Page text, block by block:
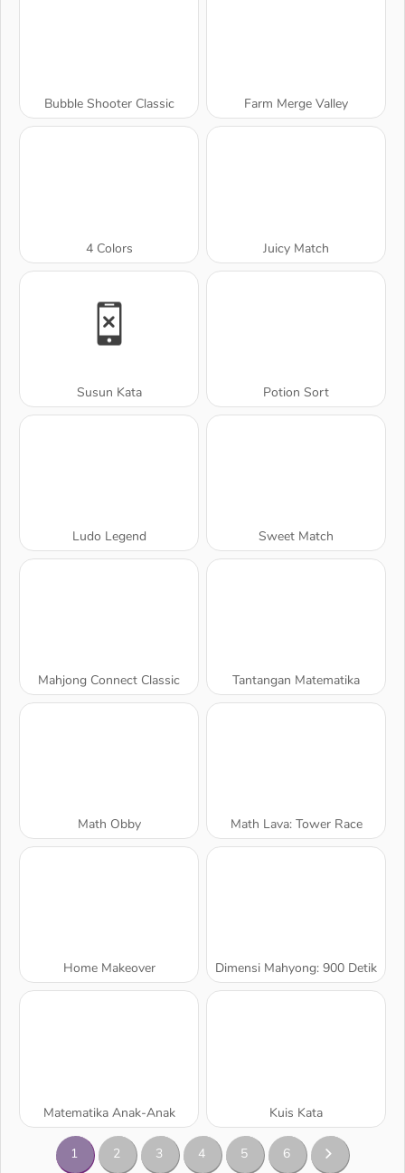
Bubble Shooter Classic Farm Merge Valley
4 Colors Juicy Match
Susun Kata Potion Sort
Ludo Legend Sweet Match
Mahjong Connect Classic Tantangan Matematika
Math Obby Math Lava: Tower Race
Home Makeover Dimensi Mahyong: 900 Detik
Matematika Anak-Anak Kuis Kata
1 2 3 4 5 6